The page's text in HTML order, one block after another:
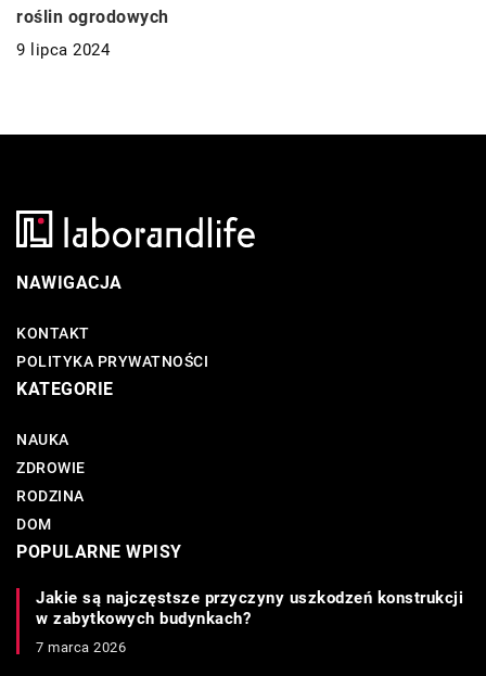
roślin ogrodowych
9 lipca 2024
NAWIGACJA
KONTAKT
POLITYKA PRYWATNOŚCI
KATEGORIE
NAUKA
ZDROWIE
RODZINA
DOM
POPULARNE WPISY
Jakie są najczęstsze przyczyny uszkodzeń konstrukcji
w zabytkowych budynkach?
7 marca 2026